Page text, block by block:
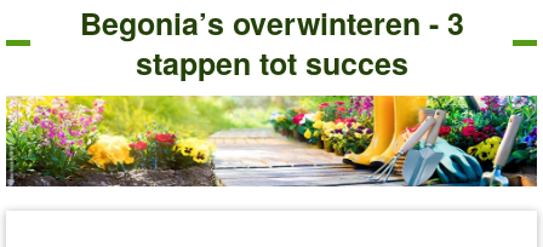
Begonia’s overwinteren - 3
stappen tot succes